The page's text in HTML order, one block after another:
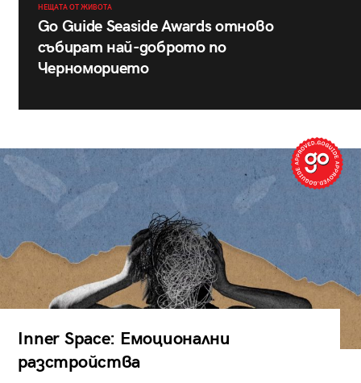
НЕЩАТА ОТ ЖИВОТА
Go Guide Seaside Awards отново
събират най-доброто по
Черноморието
Inner Space: Емоционални
разстройства